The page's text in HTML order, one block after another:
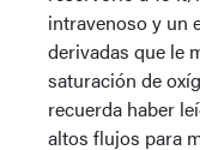
intravenoso y un
derivadas que le
saturación de
recuerda haber
altos flujos para